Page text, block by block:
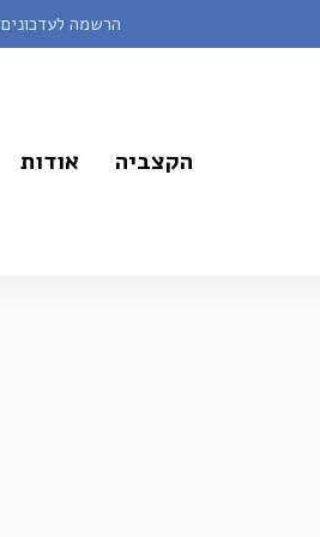
הרשמה לעדכונים
הקצביה אודות